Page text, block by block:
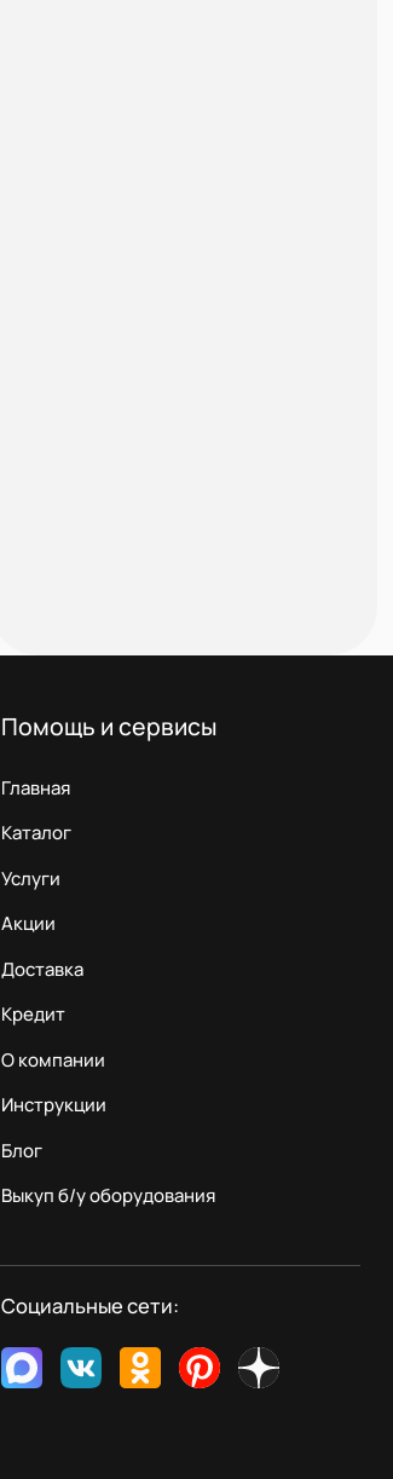
Помощь и сервисы
Главная
Каталог
Услуги
Акции
Доставка
Кредит
О компании
Инструкции
Блог
Выкуп б/у оборудования
Социальные сети: